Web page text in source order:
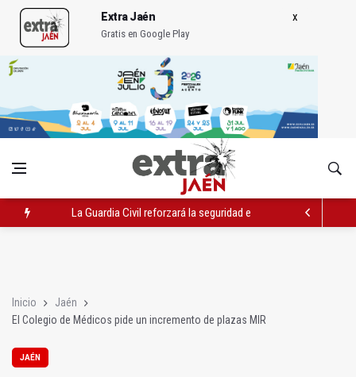
Extra Jaén
Gratis en Google Play
La Guardia Civil reforzará la seguridad el 12 de agosto por el
Inicio
Jaén
El Colegio de Médicos pide un incremento de plazas MIR
JAÉN